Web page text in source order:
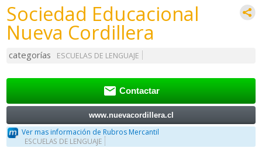
Sociedad Educacional
Nueva Cordillera
categorías ESCUELAS DE LENGUAJE
 Contactar
www.nuevacordillera.cl
Ver mas información de Rubros Mercantil
ESCUELAS DE LENGUAJE